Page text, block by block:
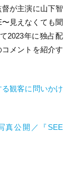
督が主演に山下智
見えなくても聞
2023年に独占配
メントを紹介す
観客に問いかけ
真公開／『SEE